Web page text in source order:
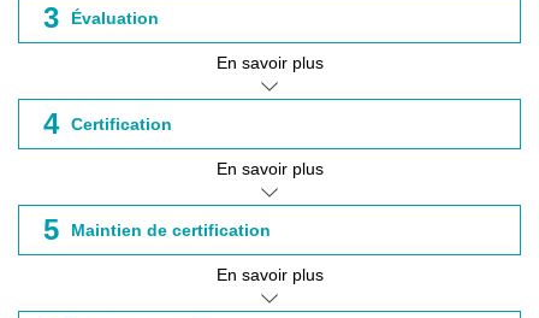
3 Évaluation
En savoir plus
4 Certification
En savoir plus
5 Maintien de certification
En savoir plus